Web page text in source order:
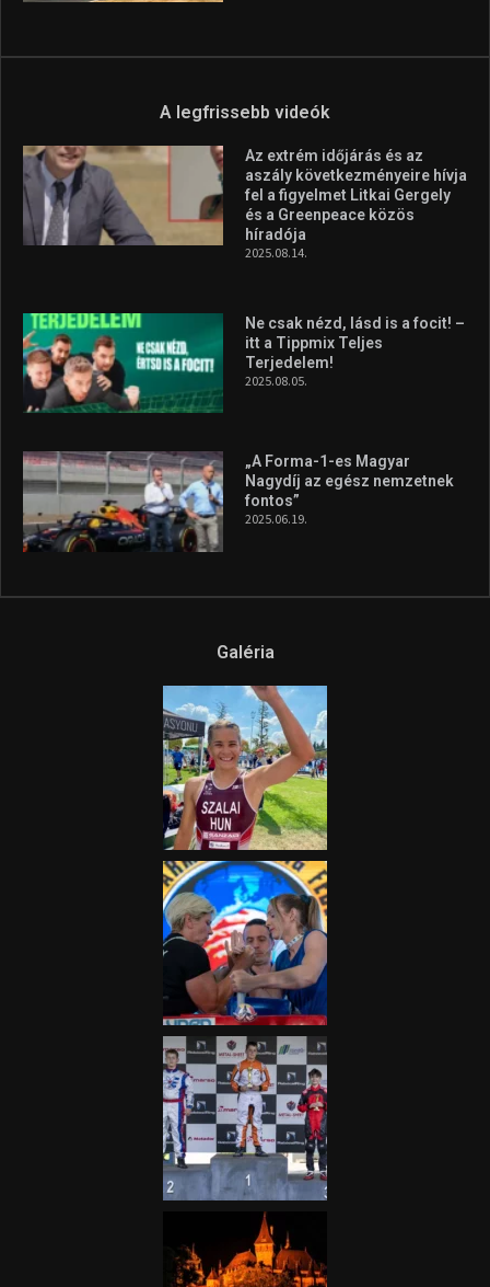
A legfrissebb videók
Az extrém időjárás és az
aszály következményeire hívja
fel a figyelmet Litkai Gergely
és a Greenpeace közös
híradója
2025.08.14.
Ne csak nézd, lásd is a focit! –
itt a Tippmix Teljes
Terjedelem!
2025.08.05.
„A Forma-1-es Magyar
Nagydíj az egész nemzetnek
fontos”
2025.06.19.
Galéria